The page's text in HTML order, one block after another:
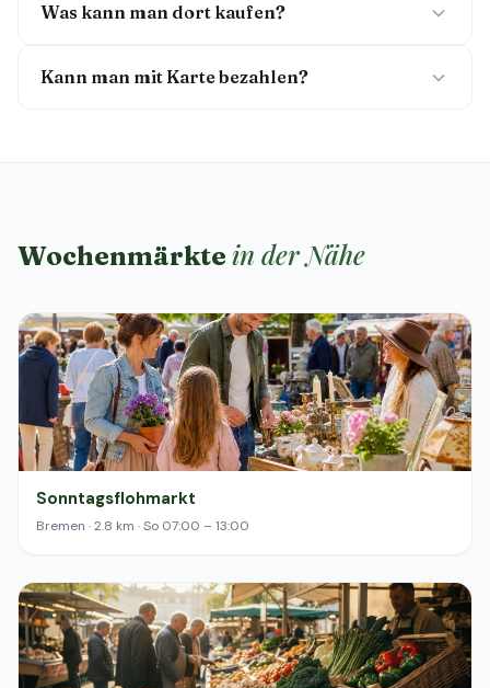
Was kann man dort kaufen?
Kann man mit Karte bezahlen?
Wochenmärkte in der Nähe
Sonntagsflohmarkt
Bremen · 2.8 km · So 07:00 – 13:00